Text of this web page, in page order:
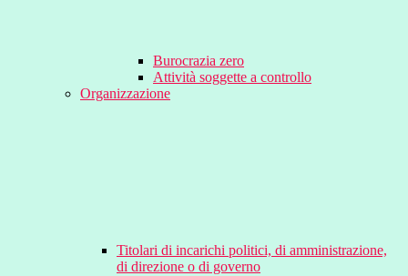
Burocrazia zero
Attività soggette a controllo
Organizzazione
Titolari di incarichi politici, di amministrazione,
di direzione o di governo